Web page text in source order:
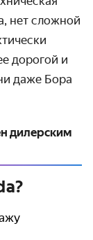
нет сложной
дорогой и
даже Бора
дилерским